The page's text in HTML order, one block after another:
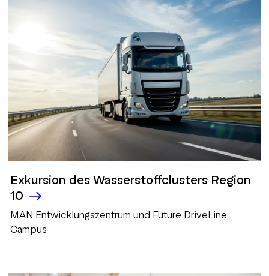
Exkursion des Wasserstoffclusters Region
10
MAN Entwicklungszentrum und Future DriveLine
Campus